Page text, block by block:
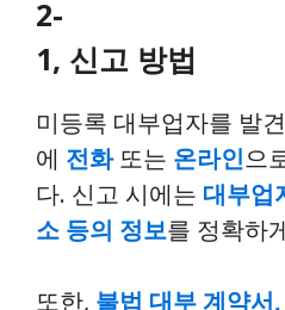
2-
1, 신고 방법
미등록 대부업자를 발
에 전화또는 온라인으
다. 신고 시에는 대부업
소 등의 정보를 정확하
또한, 불법 대부 계약서